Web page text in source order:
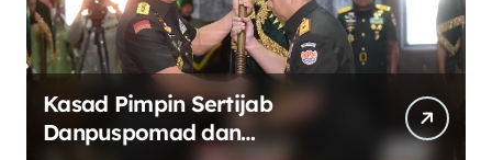
Kasad Pimpin Sertijab
Danpuspomad dan